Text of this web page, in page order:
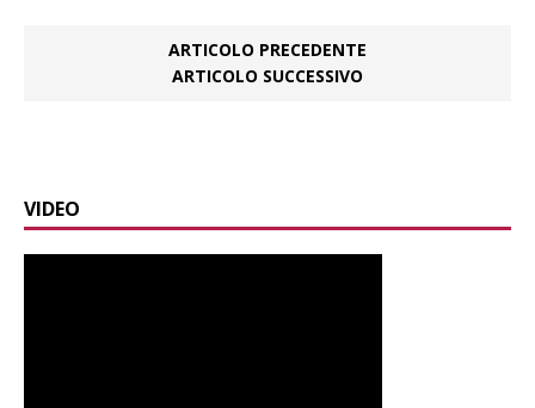
ARTICOLO PRECEDENTE
ARTICOLO SUCCESSIVO
VIDEO